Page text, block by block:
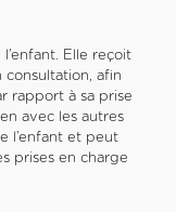
Elle reçoit
afin
rapport à sa prise
avec les autres
l’enfant et peut
prises en charge